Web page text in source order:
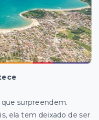
surpreendem.
ela tem deixado de ser